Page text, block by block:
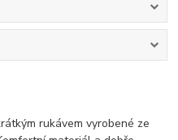
rukávem vyrobené ze